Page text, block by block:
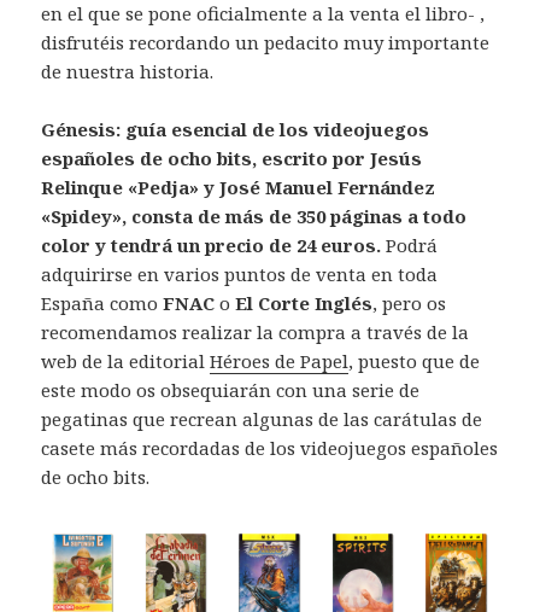
en el que se pone oficialmente a la venta el libro- ,
disfrutéis recordando un pedacito muy importante
de nuestra historia.
Génesis: guía esencial de los videojuegos
españoles de ocho bits, escrito por Jesús
Relinque «Pedja» y José Manuel Fernández
«Spidey», consta de más de 350 páginas a todo
color y tendrá un precio de 24 euros.Podrá
adquirirse en varios puntos de venta en toda
España comoFNAC oEl Corte Inglés, pero os
recomendamos realizar la compra a través de la
web de la editorialHéroes de Papel, puesto que de
este modo os obsequiarán con una serie de
pegatinas que recrean algunas de las carátulas de
casete más recordadas de los videojuegos españoles
de ocho bits.